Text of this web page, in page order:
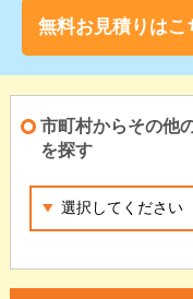
無料お見積りはこ
市町村からその他
を探す